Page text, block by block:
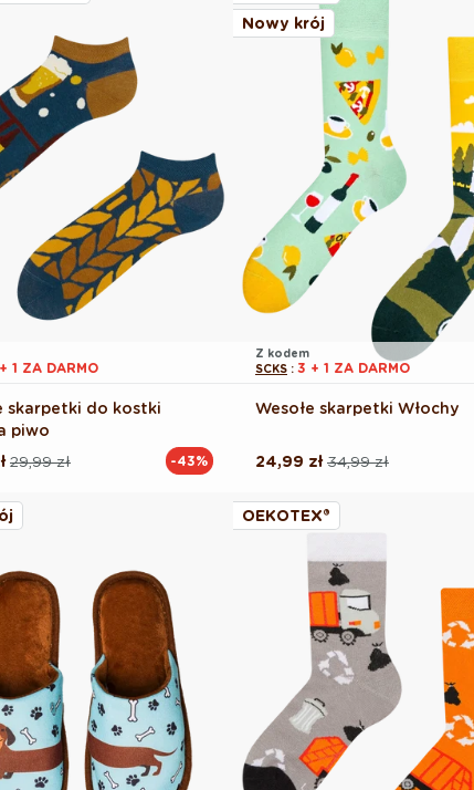
1 ZA DARMO
skarpetki do kostki
piwo
29,99 zł -43%
Nowy krój
Z kodem
SCKS : 3 + 1 ZA DARMO
Wesołe skarpetki Włochy
Cena
34,99 zł
Cena
24,99 zł
OEKOTEX®